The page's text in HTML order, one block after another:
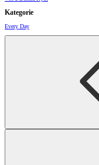
Kategorie
Every Day